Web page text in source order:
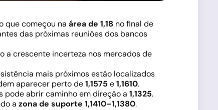
que começou na área de 1,18 no final de
das próximas reuniões dos bancos
a crescente incerteza nos mercados de
mais próximos estão localizados
aparecer perto de1,1575 e1,1610.
pode abrir caminho em direção a 1,1325.
a zona de suporte 1,1410–1,1380.